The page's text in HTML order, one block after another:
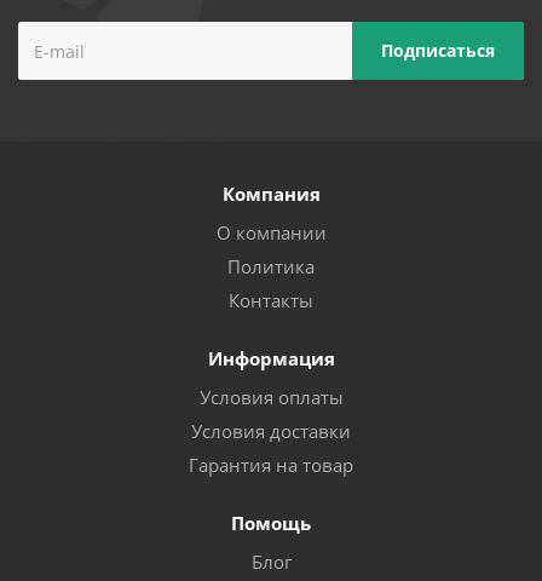
Компания
О компании
Политика
Контакты
Информация
Условия оплаты
Условия доставки
Гарантия на товар
Помощь
Блог